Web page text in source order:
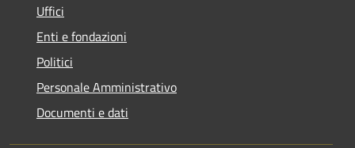
Uffici
Enti e fondazioni
Politici
Personale Amministrativo
Documenti e dati